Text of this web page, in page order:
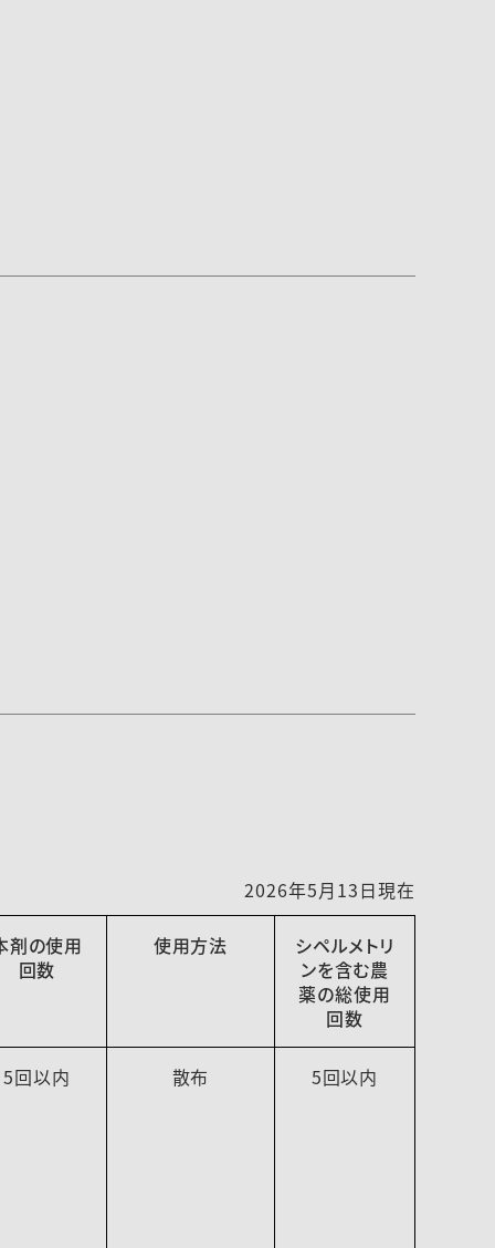
2026年5月13日現在
剤の使用
回数
使用方法
シペルメトリ
ンを含む農
薬の総使用
回数
5回以内 散布 5回以内